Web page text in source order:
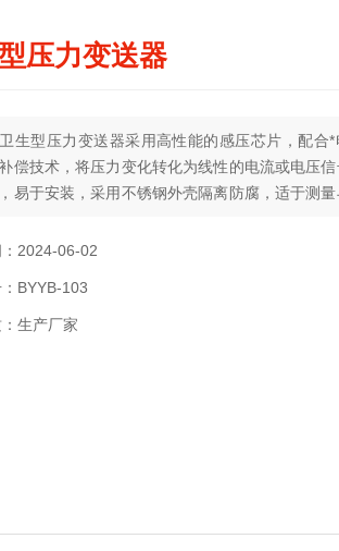
压力变送器
生型压力变送器采用高性能的感压芯片，配合*
偿技术，将压力变化转化为线性的电流或电压
易于安装，采用不锈钢外壳隔离防腐，适于测
2024-06-02
BYYB-103
生产厂家